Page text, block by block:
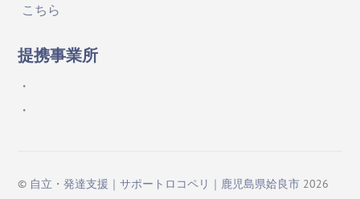
こちら
提携事業所
・
・
© 自立・発達支援｜サポートロコペリ｜鹿児島県姶良市 2026